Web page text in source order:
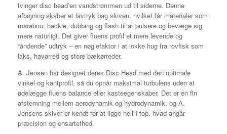
tvinger disc head’en vandstrømmen ud til siderne. Denne
afbøjning skaber et lavtryk bag skiven, hvilket får materialer som
marabou, hackle, dubbing og flash til at pulsere og bevæge sig
mere naturligt. Det giver fluens profil et mere levende og
“åndende” udtryk – en nøglefaktor i at lokke hug fra rovfisk som
laks, havørred og store bækørreder.
A. Jensen har designet deres Disc Head med den optimale
vinkel og kantprofil, så du opnår maksimal turbulens uden at
ødelægge fluens balance eller kasteegenskaber. Det er en fin
afstemning mellem aerodynamik og hydrodynamik, og A.
Jensens skiver er kendt for at ligge helt i top, hvad angår
præcision og ensartethed.